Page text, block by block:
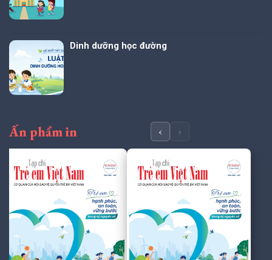
Dinh dưỡng học đường
Ấn phẩm in ‹ ›